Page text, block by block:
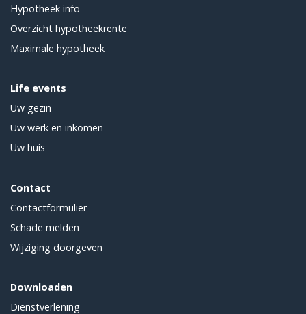
Hypotheek info
Overzicht hypotheekrente
Maximale hypotheek
Life events
Uw gezin
Uw werk en inkomen
Uw huis
Contact
Contactformulier
Schade melden
Wijziging doorgeven
Downloaden
Dienstverlening